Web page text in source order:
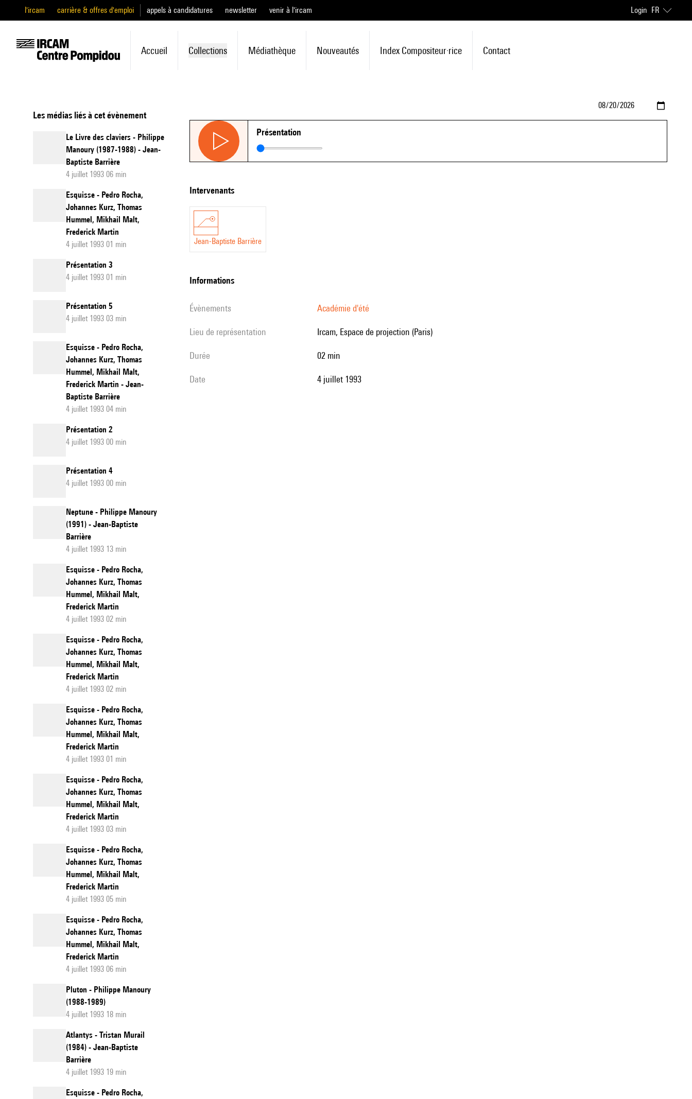
l'ircam carrière & offres d'emploi appels à candidatures newsletter venir à l'ircam Login FR
Accueil Collections Médiathèque Nouveautés Index Compositeur·rice Contact
Les médias liés à cet évènement
Le Livre des claviers - Philippe
Manoury (1987-1988) - Jean-
Baptiste Barrière
4 juillet 1993 06 min
Esquisse - Pedro Rocha,
Johannes Kurz, Thomas
Hummel, Mikhail Malt,
Frederick Martin
4 juillet 1993 01 min
Présentation 3
4 juillet 1993 01 min
Présentation 5
4 juillet 1993 03 min
Esquisse - Pedro Rocha,
Johannes Kurz, Thomas
Hummel, Mikhail Malt,
Frederick Martin - Jean-
Baptiste Barrière
4 juillet 1993 04 min
Présentation 2
4 juillet 1993 00 min
Présentation 4
4 juillet 1993 00 min
Neptune - Philippe Manoury
(1991) - Jean-Baptiste
Barrière
4 juillet 1993 13 min
Esquisse - Pedro Rocha,
Johannes Kurz, Thomas
Hummel, Mikhail Malt,
Frederick Martin
4 juillet 1993 02 min
Esquisse - Pedro Rocha,
Johannes Kurz, Thomas
Hummel, Mikhail Malt,
Frederick Martin
4 juillet 1993 02 min
Esquisse - Pedro Rocha,
Johannes Kurz, Thomas
Hummel, Mikhail Malt,
Frederick Martin
4 juillet 1993 01 min
Esquisse - Pedro Rocha,
Johannes Kurz, Thomas
Hummel, Mikhail Malt,
Frederick Martin
4 juillet 1993 03 min
Esquisse - Pedro Rocha,
Johannes Kurz, Thomas
Hummel, Mikhail Malt,
Frederick Martin
4 juillet 1993 05 min
Esquisse - Pedro Rocha,
Johannes Kurz, Thomas
Hummel, Mikhail Malt,
Frederick Martin
4 juillet 1993 06 min
Pluton - Philippe Manoury
(1988-1989)
4 juillet 1993 18 min
Atlantys - Tristan Murail
(1984) - Jean-Baptiste
Barrière
4 juillet 1993 19 min
Esquisse - Pedro Rocha,
Présentation
intervenants
Jean-Baptiste Barrière
informations
évènements Académie d'été
Lieu de représentation Ircam, Espace de projection (Paris)
durée 02 min
date 4 juillet 1993